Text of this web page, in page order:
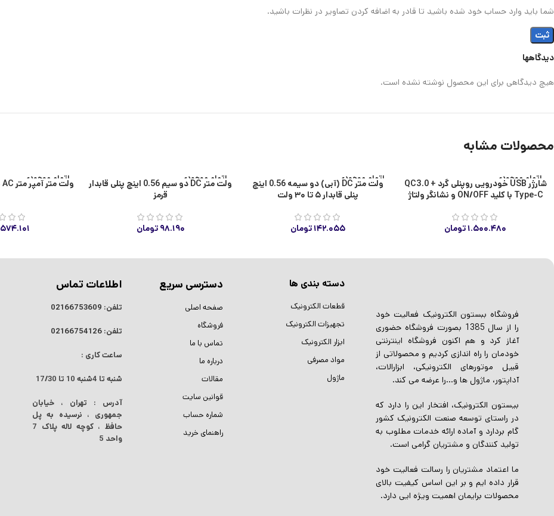
دیدگاهها
هیچ دیدگاهی برای این محصول نوشته نشده است.
شما باید وارد حساب خود شده باشید تا قادر به اضافه کردن تصاویر در نظرات باشید.
محصولات مشابه
اتمام موجودی
شارژر USB خودرویی روپنلی گرد QC3.0 +
Type-C با کلید ON/OFF و نشانگر ولتاژ
۱.۵۰۰.۴۸۰تومان
اتمام موجودی
ولت متر DC (آبی) دو سیمه 0.56 اینچ
پنلی قابدار ۵ تا ۳۰ ولت
۱۴۲.۰۵۵تومان
اتمام موجودی
ولت متر DC دو سیم 0.56 اینچ پنلی قابدار
قرمز
۹۸.۱۹۰ تومان
اتمام موجودی
ولت متر آمپر متر AC چراغ سیگنالی (قرمز)
۵۷۴.۱۰۱
فروشگاه ببستون الکترونیک فعالیت خود
را از سال 1385 بصورت فروشگاه حضوری
آغاز کرد و هم اکنون فروشگاه اینترنتی
خودمان را راه اندازی کردیم و محصولاتی از
قبیل موتورهای الکترونیکی، ابزارالات،
آداپتور، ماژول ها و…را عرضه می کند.
بیستون الکترونیک، افتخار این را دارد که
در راستای توسعه صنعت الکترونیک کشور
گام بردارد و آماده ارائه خدمات مطلوب به
تولید کنندگان و مشتریان گرامی است.
ما اعتماد مشتریان را رسالت فعالیت خود
قرار داده ایم و بر این اساس کیفیت بالای
محصولات برایمان اهمیت ویژه ایی دارد.
دسته بندی ها
قطعات الکترونیک
تجهیزات الکترونیک
ابزار الکترونیک
مواد مصرفی
ماژول
دسترسی سریع
صفحه اصلی
فروشگاه
تماس با ما
درباره ما
مقالات
قوانین سایت
شماره حساب
راهنمای خرید
اطلاعات تماس
تلفن: 02166753609
تلفن:02166754126
ساعت کاری :
شنبه تا 4شنبه 10 تا 17/30
آدرس : تهران ، خیابان
جمهوری ، نرسیده به پل
حافظ ، کوچه لاله پلاک 7
واحد 5